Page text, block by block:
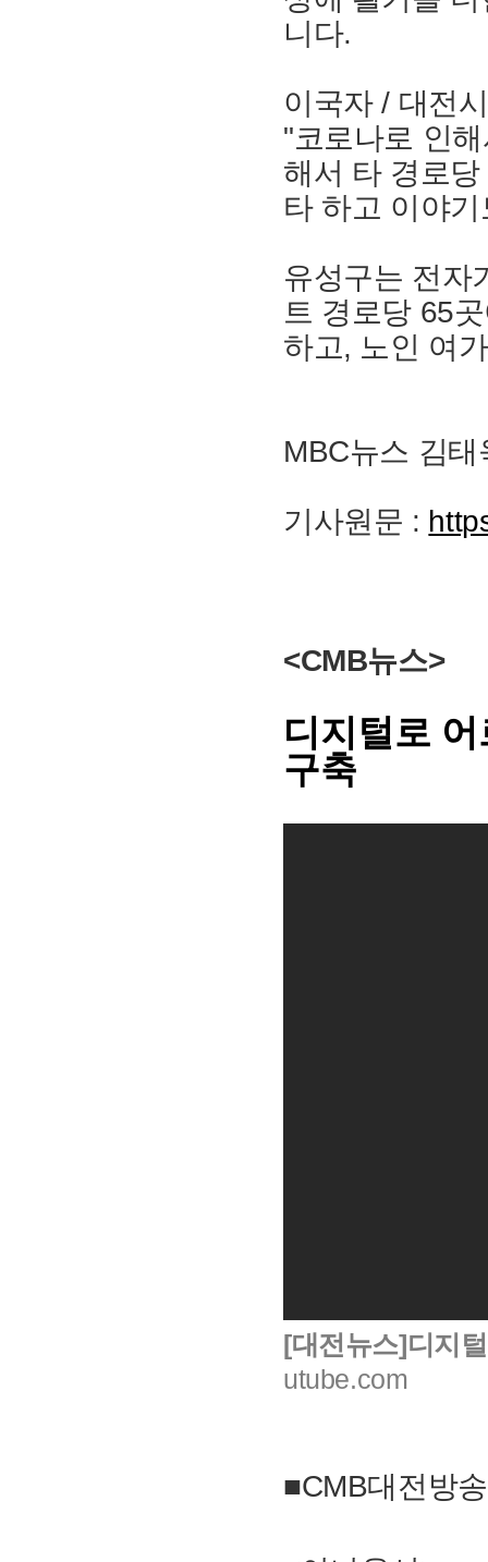
니다.
이국자 / 대전
"코로나로 인
해서 타 경로
타 하고 이야
유성구는 전자
트 경로당 65
하고, 노인 여
MBC뉴스 김
기사원문 :
<CMB뉴스​>
디지털로
구축
[대전뉴스]디지
utube.com
■CMB대전방